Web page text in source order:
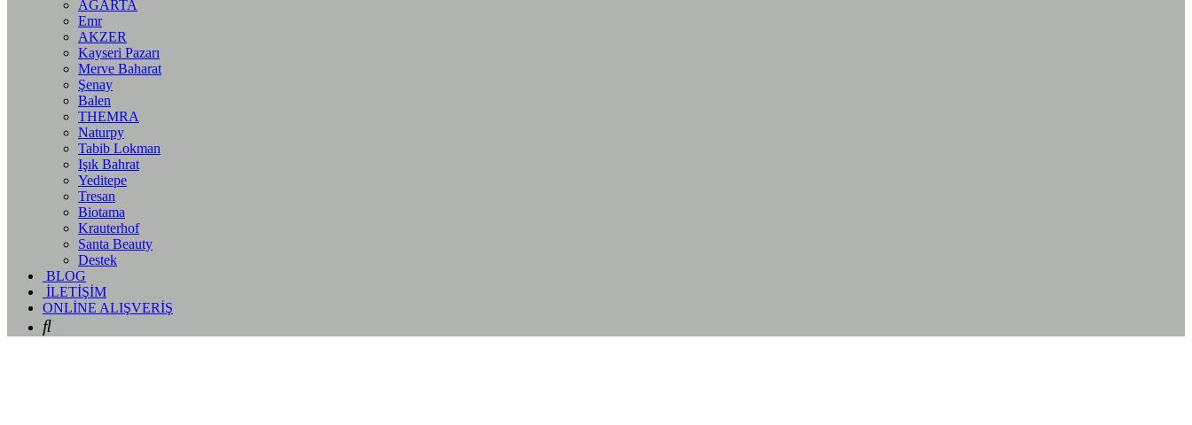
AGARTA
Emr
AKZER
Kayseri Pazarı
Merve Baharat
Şenay
Balen
THEMRA
Naturpy
Tabib Lokman
Işık Bahrat
Yeditepe
Tresan
Biotama
Krauterhof
Santa Beauty
Destek
BLOG
İLETİŞİM
ONLİNE ALIŞVERİŞ